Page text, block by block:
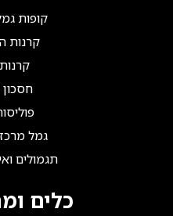
קופות
קרנות
חסכון
גמל
תגמולים
כלים